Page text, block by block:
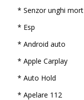
* Senzor unghi mort
* Esp
* Android auto
* Apple Carplay
* Auto Hold
* Apelare 112